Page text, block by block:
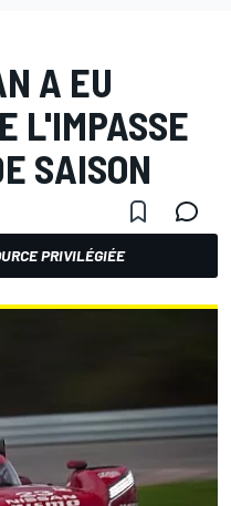
A EU
L'IMPASSE
SAISON
PRIVILÉGIÉE